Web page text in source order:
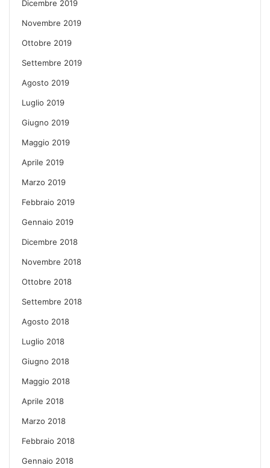
Dicembre 2019
Novembre 2019
Ottobre 2019
Settembre 2019
Agosto 2019
Luglio 2019
Giugno 2019
Maggio 2019
Aprile 2019
Marzo 2019
Febbraio 2019
Gennaio 2019
Dicembre 2018
Novembre 2018
Ottobre 2018
Settembre 2018
Agosto 2018
Luglio 2018
Giugno 2018
Maggio 2018
Aprile 2018
Marzo 2018
Febbraio 2018
Gennaio 2018